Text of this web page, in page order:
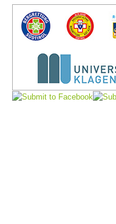
Comitato Direttivo